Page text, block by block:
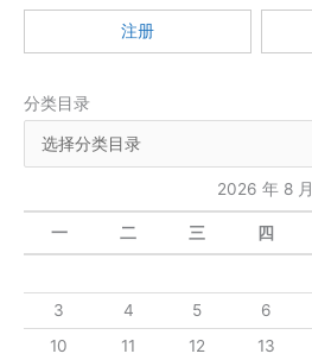
：
注册
分类目录
2026 年 8 月
一 二 三 四
3
4 5 6
10
11 12 13